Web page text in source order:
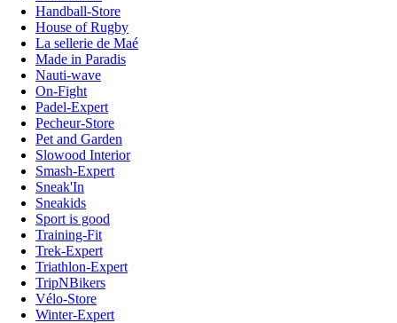
Handball-Store
House of Rugby
La sellerie de Maé
Made in Paradis
Nauti-wave
On-Fight
Padel-Expert
Pecheur-Store
Pet and Garden
Slowood Interior
Smash-Expert
Sneak'In
Sneakids
Sport is good
Training-Fit
Trek-Expert
Triathlon-Expert
TripNBikers
Vélo-Store
Winter-Expert